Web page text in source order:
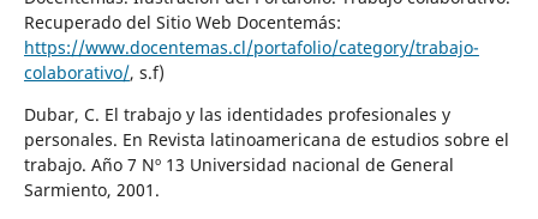
Recuperado del Sitio Web Docentemás:
https://www.docentemas.cl/portafolio/category/trabajo-
colaborativo/, s.f)
Dubar, C. El trabajo y las identidades profesionales y
personales. En Revista latinoamericana de estudios sobre el
trabajo. Año 7 Nº 13 Universidad nacional de General
Sarmiento, 2001.